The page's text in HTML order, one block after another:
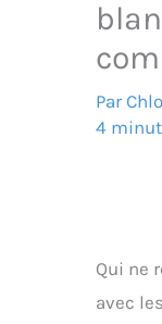
Par
4
Qui ne
avec